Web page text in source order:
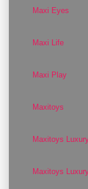
Maxi Eyes
Maxi Life
Maxi Play
Maxitoys
Maxitoys
Maxitoys